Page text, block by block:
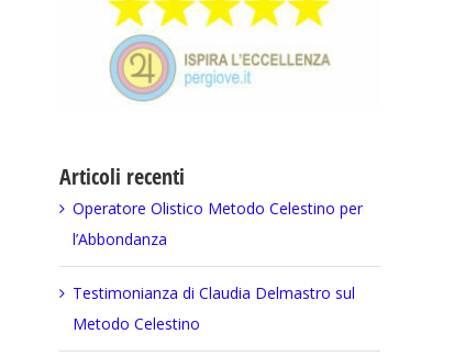
Articoli recenti
Operatore Olistico Metodo Celestino per
l’Abbondanza
Testimonianza di Claudia Delmastro sul
Metodo Celestino